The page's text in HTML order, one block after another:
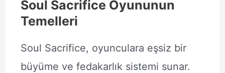
Soul Sacrifice Oyununun
Temelleri
Soul Sacrifice, oyunculara eşsiz bir
büyüme ve fedakarlık sistemi sunar.